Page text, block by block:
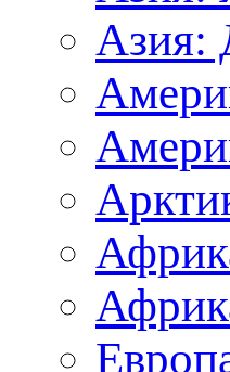
Азия: